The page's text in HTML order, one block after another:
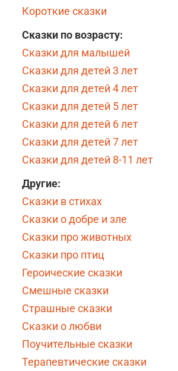
Короткие сказки
Сказки по возрасту:
Сказки для малышей
Сказки для детей 3 лет
Сказки для детей 4 лет
Сказки для детей 5 лет
Сказки для детей 6 лет
Сказки для детей 7 лет
Сказки для детей 8-11 лет
Другие:
Сказки в стихах
Сказки о добре и зле
Сказки про животных
Сказки про птиц
Героические сказки
Смешные сказки
Страшные сказки
Сказки о любви
Поучительные сказки
Терапевтические сказки